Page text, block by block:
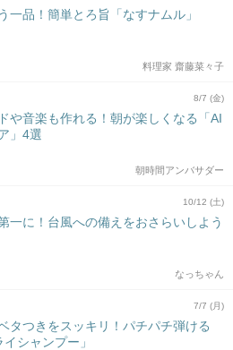
一品！簡単とろ旨「なすナムル」
料理家 齋藤菜々子
8/7 (金)
や音楽も作れる！朝が楽しくなる「AI
」4選
朝時間アンバサダー
10/12 (土)
一に！台風への備えをおさらいしよう
なっちゃん
7/7 (月)
タつきをスッキリ！パチパチ弾ける
イシャンプー」